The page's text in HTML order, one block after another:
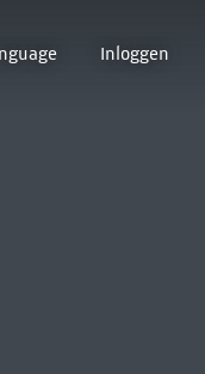
Inloggen